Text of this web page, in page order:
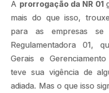
A prorrogação da NR 01
mais do que isso,
para as empresas se
Regulamentadora 01,
Gerais e
teve sua vigência de
adiada. Mas o que isso